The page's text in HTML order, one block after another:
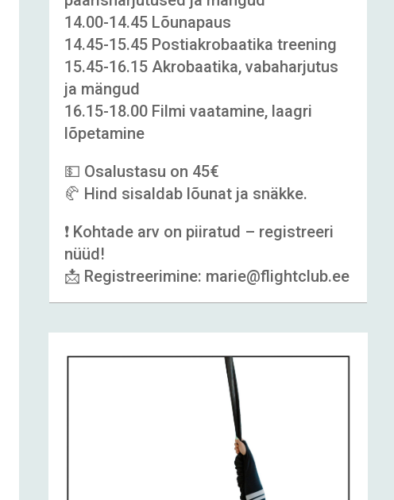
14.00-14.45 Lõunapaus
14.45-15.45 Postiakrobaatika treening
15.45-16.15 Akrobaatika, vabaharjutus
ja mängud
16.15-18.00 Filmi vaatamine, laagri
lõpetamine
💵 Osalustasu on 45€
🥐 Hind sisaldab lõunat ja snäkke.
❗ Kohtade arv on piiratud – registreeri
nüüd!
📩 Registreerimine: marie@flightclub.ee